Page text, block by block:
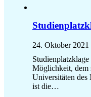
24. Oktober 2021
Möglichkeit, dem
Universitäten des
ist die…